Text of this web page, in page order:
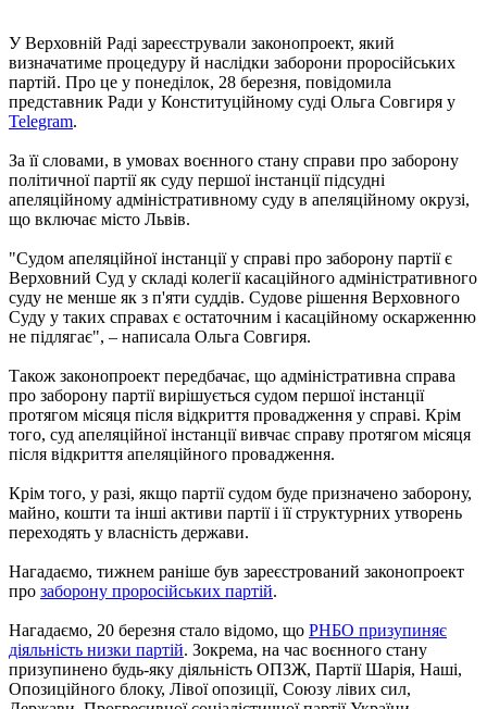
У Верховній Раді зареєстрували законопроект, який
визначатиме процедуру й наслідки заборони проросійських
партій. Про це у понеділок, 28 березня, повідомила
представник Ради у Конституційному суді Ольга Совгиря у
Telegram.
За її словами, в умовах воєнного стану справи про заборону
політичної партії як суду першої інстанції підсудні
апеляційному адміністративному суду в апеляційному окрузі,
що включає місто Львів.
"Судом апеляційної інстанції у справі про заборону партії є
Верховний Суд у складі колегії касаційного адміністративного
суду не менше як з п'яти суддів. Судове рішення Верховного
Суду у таких справах є остаточним і касаційному оскарженню
не підлягає", – написала Ольга Совгиря.
Також законопроект передбачає, що адміністративна справа
про заборону партії вирішується судом першої інстанції
протягом місяця після відкриття провадження у справі. Крім
того, суд апеляційної інстанції вивчає справу протягом місяця
після відкриття апеляційного провадження.
Крім того, у разі, якщо партії судом буде призначено заборону,
майно, кошти та інші активи партії і її структурних утворень
переходять у власність держави.
Нагадаємо, тижнем раніше був зареєстрований законопроект
про заборону проросійських партій.
Нагадаємо, 20 березня стало відомо, що РНБО призупиняє
діяльність низки партій. Зокрема, на час воєнного стану
призупинено будь-яку діяльність ОПЗЖ, Партії Шарія, Наші,
Опозиційного блоку, Лівої опозиції, Союзу лівих сил,